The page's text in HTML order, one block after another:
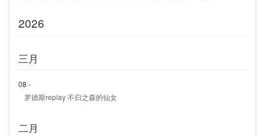
2026
三月
08 -
罗德斯replay 不归之森的仙女
二月